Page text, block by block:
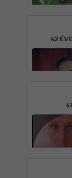
42